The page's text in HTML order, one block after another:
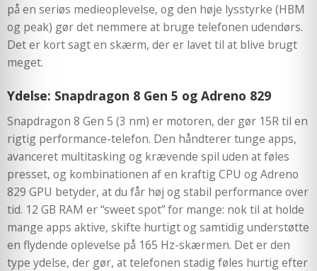
på en seriøs medieoplevelse, og den høje lysstyrke (HBM
og peak) gør det nemmere at bruge telefonen udendørs.
Det er kort sagt en skærm, der er lavet til at blive brugt
meget.
Ydelse: Snapdragon 8 Gen 5 og Adreno 829
Snapdragon 8 Gen 5 (3 nm) er motoren, der gør 15R til en
rigtig performance-telefon. Den håndterer tunge apps,
avanceret multitasking og krævende spil uden at føles
presset, og kombinationen af en kraftig CPU og Adreno
829 GPU betyder, at du får høj og stabil performance over
tid. 12 GB RAM er “sweet spot” for mange: nok til at holde
mange apps aktive, skifte hurtigt og samtidig understøtte
en flydende oplevelse på 165 Hz-skærmen. Det er den
type ydelse, der gør, at telefonen stadig føles hurtig efter